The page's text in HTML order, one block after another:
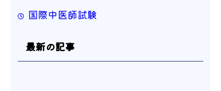
国際中医師試験
最新の記事